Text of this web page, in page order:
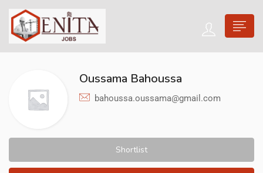
Oussama Bahoussa
bahoussa.oussama@gmail.com
Shortlist